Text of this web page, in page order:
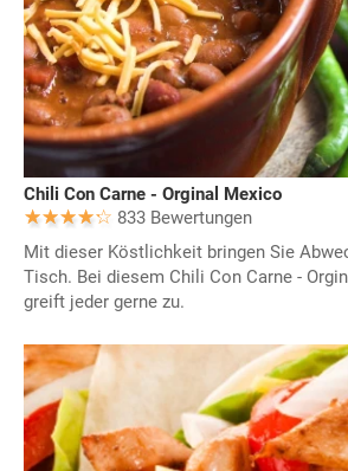
Chili Con Carne - Orginal Mexico
833 Bewertungen
Mit dieser Köstlichkeit bringen Sie
Tisch. Bei diesem Chili Con Carne -
greift jeder gerne zu.